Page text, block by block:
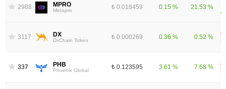
2988 MPRO
Metapro ₺ 0.018459 0.15 % 21.53 %
3117 DX
DxChain Token ₺ 0.000269 0.36 % 0.52 %
3379 PHB
Phoenix Global ₺ 0.123595 3.61 % 7.68 %